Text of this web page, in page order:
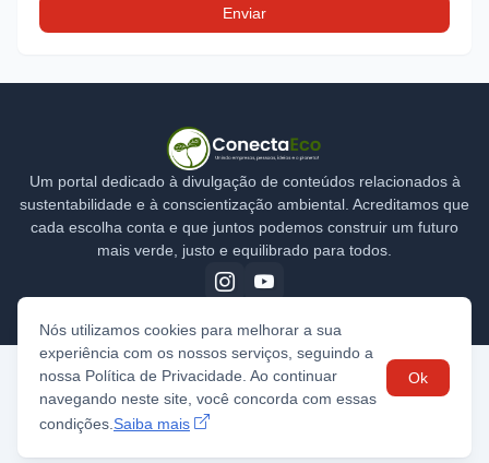
Um portal dedicado à divulgação de conteúdos relacionados à
sustentabilidade e à conscientização ambiental. Acreditamos que
cada escolha conta e que juntos podemos construir um futuro
mais verde, justo e equilibrado para todos.
Desenvolvido por -
HomeQuem SomosContatosPolítica de Privacidade
Nós utilizamos cookies para melhorar a sua
experiência com os nossos serviços, seguindo a
nossa Política de Privacidade. Ao continuar
navegando neste site, você concorda com essas
condições. Saiba mais
Ok